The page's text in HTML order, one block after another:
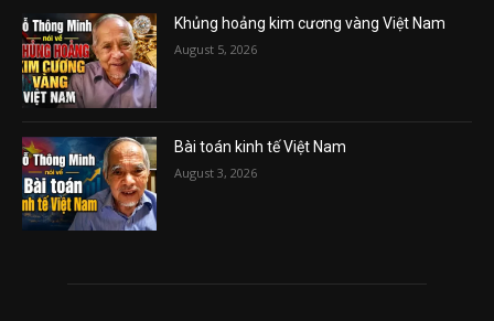
Khủng hoảng kim cương vàng Việt Nam
August 5, 2026
Bài toán kinh tế Việt Nam
August 3, 2026